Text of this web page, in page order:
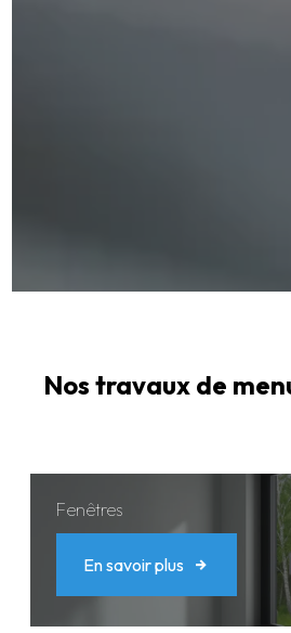
Nos travaux de
Fenêtres
En savoir plus